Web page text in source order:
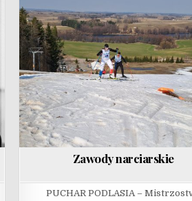
Zawody narciarskie
PUCHAR PODLASIA –